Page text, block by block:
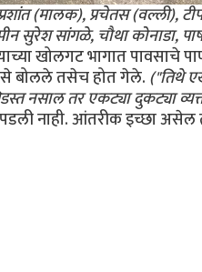
(मालक), प्रचेतस (वल्ली),
सुरेश सांगळे, चौथा कोनाडा,
खोलगट भागात पावसाचे
बोलले तसेच होत गेले.("तिथे
नसाल तर एकट्या दुकट्या
नाही. आंतरीक इच्छा